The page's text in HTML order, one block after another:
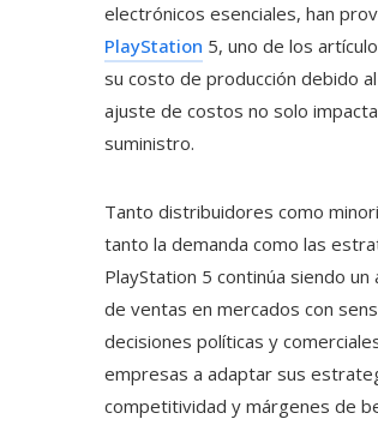
electrónicos esenciales, han
PlayStation 5, uno de los
su costo de producción debido
ajuste de costos no solo
suministro.
Tanto distribuidores como
tanto la demanda como las
PlayStation 5 continúa siendo
de ventas en mercados con
decisiones políticas y
empresas a adaptar sus
competitividad y márgenes de